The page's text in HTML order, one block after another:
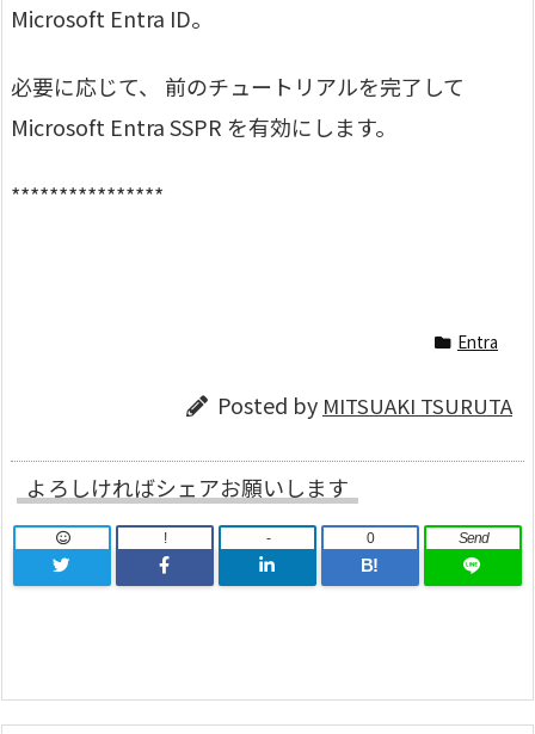
Microsoft Entra ID。
必要に応じて、 前のチュートリアルを完了して
Microsoft Entra SSPR を有効にします。
****************
Entra
Posted by MITSUAKI TSURUTA
よろしければシェアお願いします
! -
B!
0 Send